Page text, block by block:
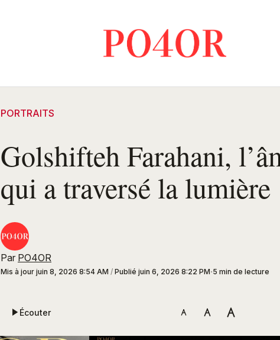
PORTRAITS
Golshifteh Farahani,
qui a traversé la lumière
Par PO4OR
Mis à jour juin 8, 2026 8:54 AM / Publié juin 6, 2026 8:22 PM 5 min de lecture
Écouter